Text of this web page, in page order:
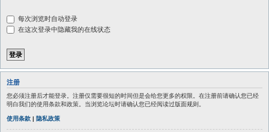
每次浏览时自动登录
在这次登录中隐藏我的在线状态
注册
您必须注册后才能登录。注册仅需要很短的时间但是会给您更多的权限。在注册前请确认您已经
明白我们的使用条款和政策。当浏览论坛时请确认您已经阅读过版面规则。
使用条款 | 隐私政策